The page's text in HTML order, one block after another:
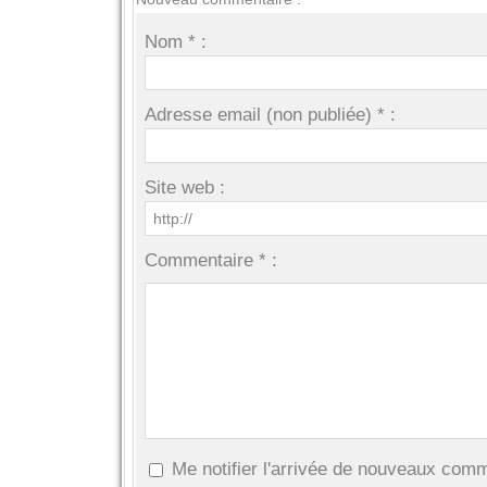
Nom * :
Adresse email (non publiée) * :
Site web :
Commentaire * :
Me notifier l'arrivée de nouveaux